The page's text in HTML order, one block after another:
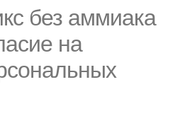
без аммиака
на